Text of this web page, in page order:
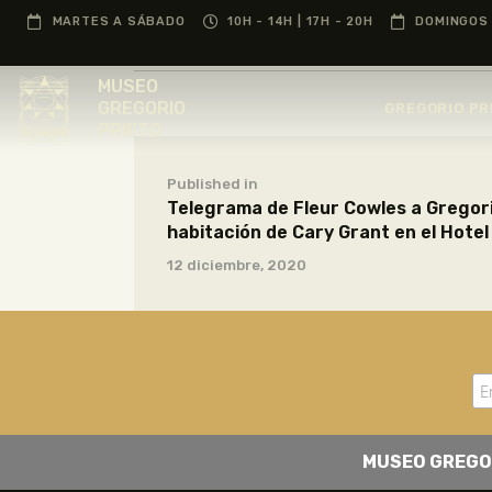
MARTES A SÁBADO 10H - 14H | 17H - 20H
MUSEO
Published in
Telegrama de Fleur Cowles a
habitación de Cary Grant en el Hotel
12 diciembre, 2020
MUSEO